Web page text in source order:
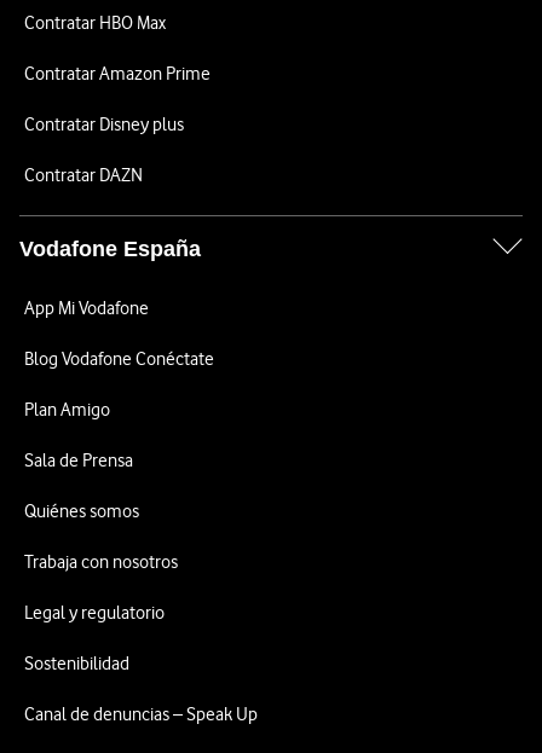
Contratar HBO Max
Contratar Amazon Prime
Contratar Disney plus
Contratar DAZN
Vodafone España
App Mi Vodafone
Blog Vodafone Conéctate
Plan Amigo
Sala de Prensa
Quiénes somos
Trabaja con nosotros
Legal y regulatorio
Sostenibilidad
Canal de denuncias – Speak Up